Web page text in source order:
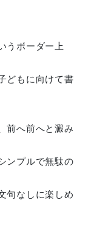
うボーダー上
どもに向けて書
前へ前へと澱み
ンプルで無駄の
句なしに楽しめ